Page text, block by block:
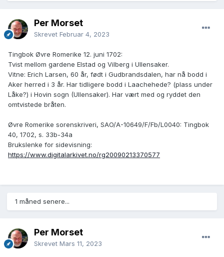
Per Morset
Skrevet Februar 4, 2023
Tingbok Øvre Romerike 12. juni 1702:
Tvist mellom gardene Elstad og Vilberg i Ullensaker.
Vitne: Erich Larsen, 60 år, født i Gudbrandsdalen, har nå bodd i
Aker herred i 3 år. Har tidligere bodd i Laachehede? (plass under
Låke?) i Hovin sogn (Ullensaker). Har vært med og ryddet den
omtvistede bråten.
Øvre Romerike sorenskriveri, SAO/A-10649/F/Fb/L0040: Tingbok
40, 1702, s. 33b-34a
Brukslenke for sidevisning:
https://www.digitalarkivet.no/rg20090213370577
1 måned senere...
Per Morset
Skrevet Mars 11, 2023